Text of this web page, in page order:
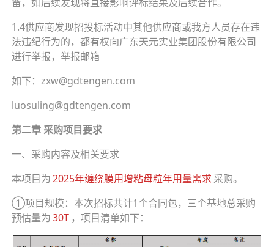
1.4供应商发现招投标活动中其他供应商或我方人员存在违
法违纪行为的，都有权向广东天元实业集团股份有限公司
进行举报，举报邮箱
如下：zxw@gdtengen.com
luosuling@gdtengen.com
第二章 采购项目要求
一、采购内容及相关要求
本项目为2025年缠绕膜用增粘母粒年用量需求采购。
①项目规模：本次招标共计1个合同包，三个基地总采购
预估量为30T ，项目清单如下：